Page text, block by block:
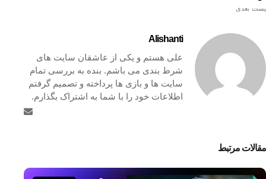
پست بعدی
Alishanti
علی هستم و یکی از عاشقان سایت های
شرط بندی می باشم. بنده به بررسی تمام
سایت ها و بازی ها پرداخته و تصمیم گرفتم
اطلاعات خود را با شما به اشتراک بگذارم.
مقالات مرتبط